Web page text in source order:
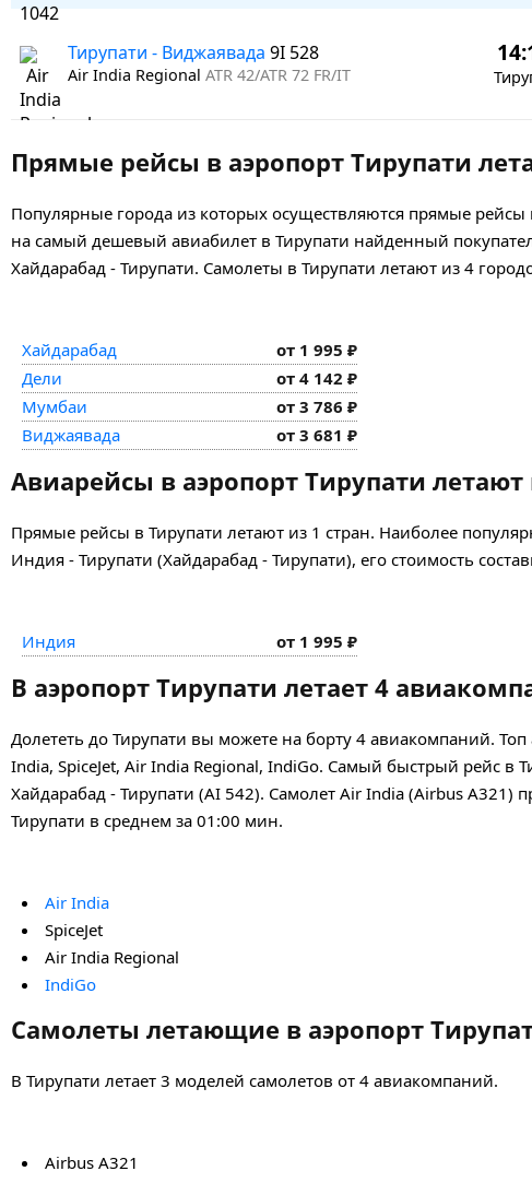
Тирупати - Виджаявада 9I 528
Air India Regional ATR 42/ATR 72 FR/IT
Прямые рейсы в аэропорт Тирупати
Популярные города из которых осуществляются прямые
на самый дешевый авиабилет в Тирупати найденный
Хайдарабад - Тирупати. Самолеты в Тирупати летают из 4
Хайдарабад
от 1 995 ₽
Дели
от 4 142 ₽
Мумбаи
от 3 786 ₽
Виджаявада
от 3 681 ₽
Авиарейсы в аэропорт Тирупати летают
Прямые рейсы в Тирупати летают из 1 стран. Наиболее
Индия - Тирупати (Хайдарабад - Тирупати), его стоимость
Индия от 1 995 ₽
В аэропорт Тирупати летает 4
Долететь до Тирупати вы можете на борту 4 авиакомпаний.
India, SpiceJet, Air India Regional, IndiGo. Самый быстрый рейс
Хайдарабад - Тирупати (AI 542). Самолет Air India (Airbus A321)
Тирупати в среднем за 01:00 мин.
Air India
SpiceJet
Air India Regional
IndiGo
Самолеты летающие в аэропорт
В Тирупати летает 3 моделей самолетов от 4 авиакомпаний.
Airbus A321